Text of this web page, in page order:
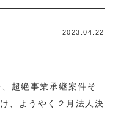
2023.04.22
超絶事業承継案件そ
、ようやく２月法人決